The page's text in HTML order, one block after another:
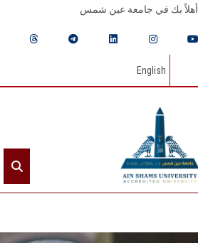
أهلاً بك في جامعة عين شمس
English